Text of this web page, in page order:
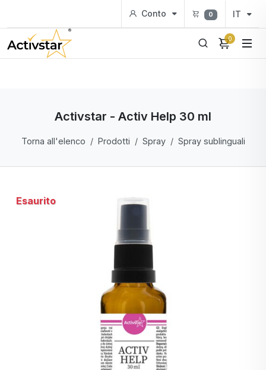
Conto 0 IT
0
Activstar - Activ Help 30 ml
Torna all'elenco Prodotti Spray Spray sublinguali
Esaurito